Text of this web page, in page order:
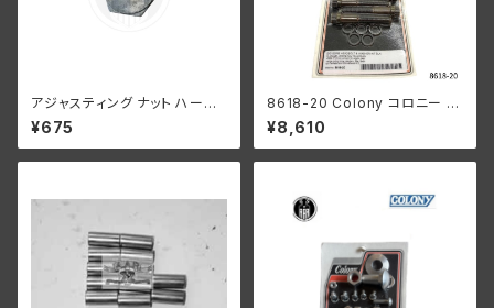
アジャスティング ナット ハーレ
ーダビッドソン 全スプリンガー
モデル 白メッキ
¥675
8618-20 Colony コロニー ビ
ッグボア ヘッドボルト ワッシャ
ー キット ハーレーダビッドソン
1948年以降 パンヘッド ショベ
¥8,610